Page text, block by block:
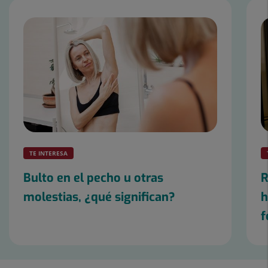
TE INTERESA
Bulto en el pecho u otras
molestias, ¿qué significan?